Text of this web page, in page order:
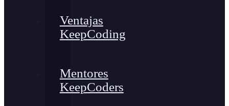
Ventajas
KeepCoding
Mentores
KeepCoders